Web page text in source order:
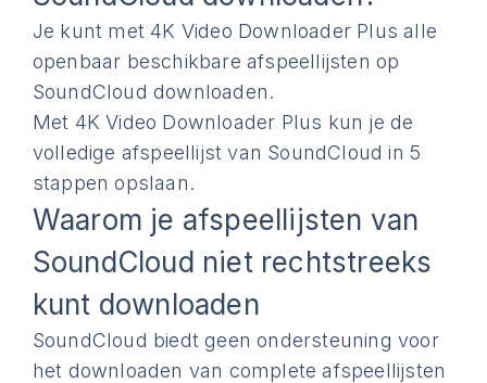
Je kunt met 4K Video Downloader Plus alle
openbaar beschikbare afspeellijsten op
SoundCloud downloaden.
Met 4K Video Downloader Plus kun je de
volledige afspeellijst van SoundCloud in 5
stappen opslaan.
Waarom je afspeellijsten van
SoundCloud niet rechtstreeks
kunt downloaden
SoundCloud biedt geen ondersteuning voor
het downloaden van complete afspeellijsten